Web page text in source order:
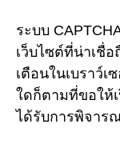
ระบบ
เว็บไซต์ที่น่าเชื่
เตือนในเบราว์
ใดก็ตามที่ขอให้
ได้รับการพิจาร